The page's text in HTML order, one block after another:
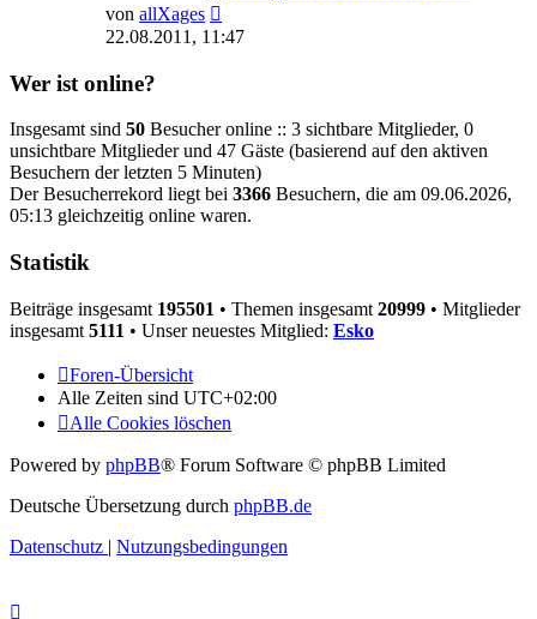
von allXages
Beitrag
22.08.2011, 11:47
Wer ist online?
Insgesamt sind 50 Besucher online :: 3 sichtbare Mitglieder, 0
unsichtbare Mitglieder und 47 Gäste (basierend auf den aktiven
Besuchern der letzten 5 Minuten)
Der Besucherrekord liegt bei 3366 Besuchern, die am 09.06.2026,
05:13 gleichzeitig online waren.
Statistik
Beiträge insgesamt 195501 • Themen insgesamt 20999 • Mitglieder
insgesamt 5111 • Unser neuestes Mitglied: Esko
Foren-Übersicht
Alle Zeiten sind UTC+02:00
Alle Cookies löschen
Powered by phpBB® Forum Software © phpBB Limited
Deutsche Übersetzung durch phpBB.de
Datenschutz | Nutzungsbedingungen